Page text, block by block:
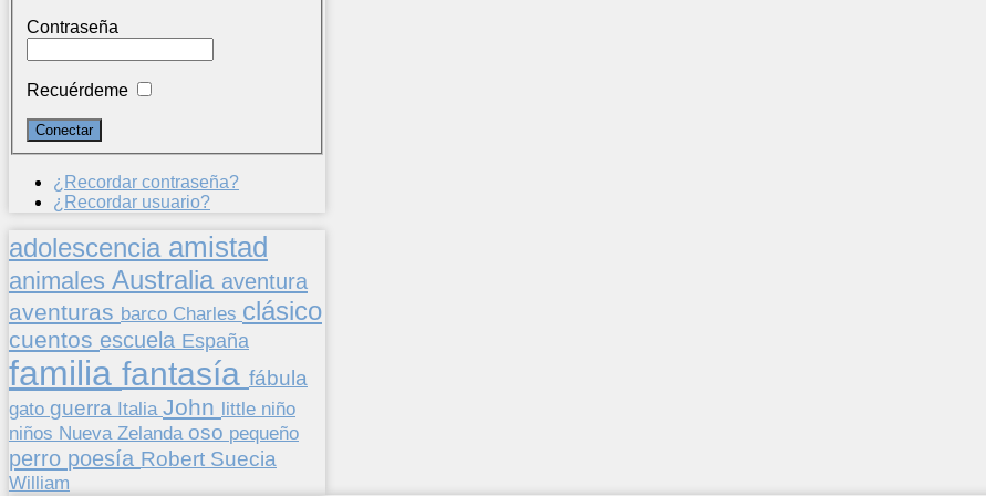
Contraseña
Recuérdeme
¿Recordar contraseña?
¿Recordar usuario?
adolescencia amistad
animales Australia aventura
aventuras barco Charles clásico
cuentos escuela España
familia fantasía fábula
gato guerra Italia John little niño
niños Nueva Zelanda oso pequeño
perro poesía Robert Suecia
William